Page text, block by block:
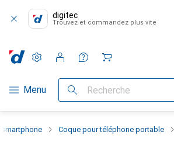
digitec
Trouvez et commandez plus vite
Navigation par catégorie
Menu Recherche
Paramètres
Compte client
Listes de comparaison
Listes d'envies
Panier
Coque pour téléphone portable